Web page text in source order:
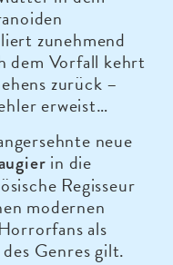
zunehmend
dem Vorfall kehrt
zurück –
erweist…
neue
in die
Regisseur
modernen
als
Genres gilt.